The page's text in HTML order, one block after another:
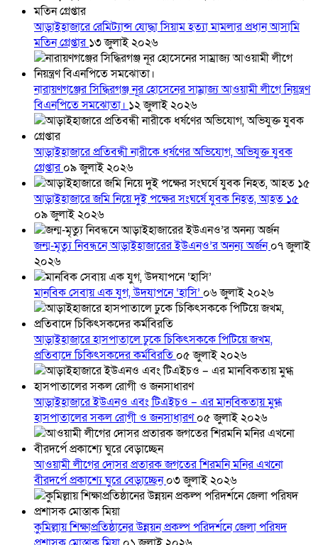
আড়াইহাজারে রেমিট্যান্স যোদ্ধা সিয়াম হত্যা মামলার প্রধান আসামি
মতিন গ্রেপ্তার১৩ জুলাই ২০২৬
নারায়ণগঞ্জের সিদ্ধিরগঞ্জ নূর হোসেনের সাম্রাজ্য আওয়ামী লীগে নিয়ন্ত্রণ
বিএনপিতে সমঝোতা। ১২ জুলাই ২০২৬
আড়াইহাজারে প্রতিবন্ধী নারীকে ধর্ষণের অভিযোগ, অভিযুক্ত যুবক
গ্রেপ্তার০৯ জুলাই ২০২৬
আড়াইহাজারে জমি নিয়ে দুই পক্ষের সংঘর্ষে যুবক নিহত, আহত ১৫
০৯ জুলাই ২০২৬
জন্ম-মৃত্যু নিবন্ধনে আড়াইহাজারের ইউএনও’র অনন্য অর্জন০৭ জুলাই
২০২৬
মানবিক সেবায় এক যুগ, উদযাপনে ‘হাসি’ ০৬ জুলাই ২০২৬
আড়াইহাজারে হাসপাতালে ঢুকে চিকিৎসককে পিটিয়ে জখম,
প্রতিবাদে চিকিৎসকদের কর্মবিরতি ০৫ জুলাই ২০২৬
আড়াইহাজারে ইউএনও এবং টিএইচও – এর মানবিকতায় মুগ্ধ
হাসপাতালের সকল রোগী ও জনসাধারণ০৫ জুলাই ২০২৬
আওয়ামী লীগের দোসর প্রতারক জগতের শিরমনি মনির এখনো
বীরদর্পে প্রকাশ্যে ঘুরে বেড়াচ্ছেন০৩ জুলাই ২০২৬
কুমিল্লায় শিক্ষাপ্রতিষ্ঠানের উন্নয়ন প্রকল্প পরিদর্শনে জেলা পরিষদ